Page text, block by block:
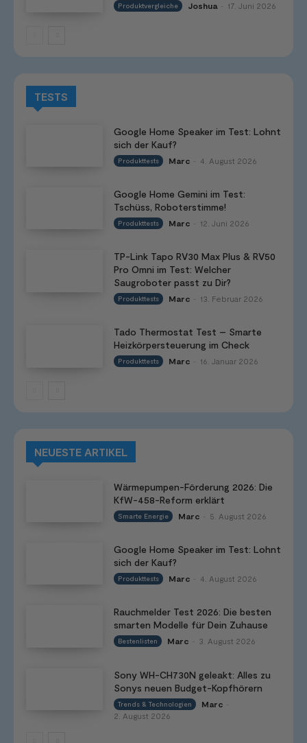
Produktvergleiche Joshua 17. Juni 2026
TESTS
Google Home Speaker im Test: Lohnt
sich der Kauf?
Produkttests Marc 4. August 2026
Google Home Gemini im Test:
Tschüss, Roboterstimme!
Produkttests Marc 12. Juni 2026
TP-Link Tapo RV30 Max Plus & RV50
Pro Omni im Test: Welcher
Saugroboter passt zu Dir?
Produkttests Marc 13. Februar 2026
Tado Thermostat Test – Smarte
Heizkörpersteuerung im Check
Produkttests Marc 16. Januar 2026
NEUESTE ARTIKEL
Wärmepumpen-Förderung 2026: Die
KfW-458-Reform erklärt
Smarte Energie Marc 5. August 2026
Google Home Speaker im Test: Lohnt
sich der Kauf?
Produkttests Marc 4. August 2026
Rauchmelder Test 2026: Die besten
smarten Modelle für Dein Zuhause
Bestenlisten Marc 3. August 2026
Sony WH-CH730N geleakt: Alles zu
Sonys neuen Budget-Kopfhörern
Trends & Technologien Marc
2. August 2026